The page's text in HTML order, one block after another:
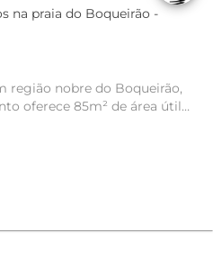
praia do Boqueirão -
região nobre do Boqueirão,